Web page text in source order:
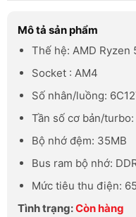
Mô tả sản phẩm
Thế hệ: AMD Ryzen
Socket : AM4
Số nhân/luồng:
Tần số cơ bản/
Bộ nhớ đệm: 35MB
Bus ram bộ nhớ:
Mức tiêu thu điện:
Tình trạng:Còn hàng